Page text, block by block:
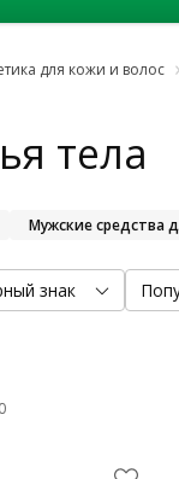
для кожи и волос
тела
Мужские средства
знак